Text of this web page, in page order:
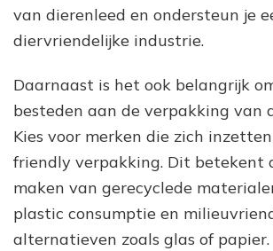
van dierenleed en ondersteun je
diervriendelijke industrie.
Daarnaast is het ook belangrijk
besteden aan de verpakking van
Kies voor merken die zich
friendly verpakking. Dit betekent
maken van gerecyclede
plastic consumptie en
alternatieven zoals glas of papier.